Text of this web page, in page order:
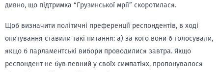
дивно, що підтримка “Грузинської мрії” скоротилася.
Щоб визначити політичні преференції респондентів, в ході
опитування ставили такі питання: а) за кого вони б голосували,
якщо б парламентські вибори проводилися завтра. Якщо
респондент не був певний у своїх симпатіях, пропонувалося